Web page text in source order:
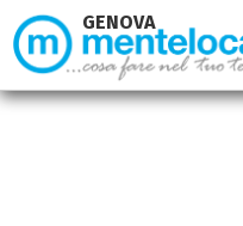
GENOVA